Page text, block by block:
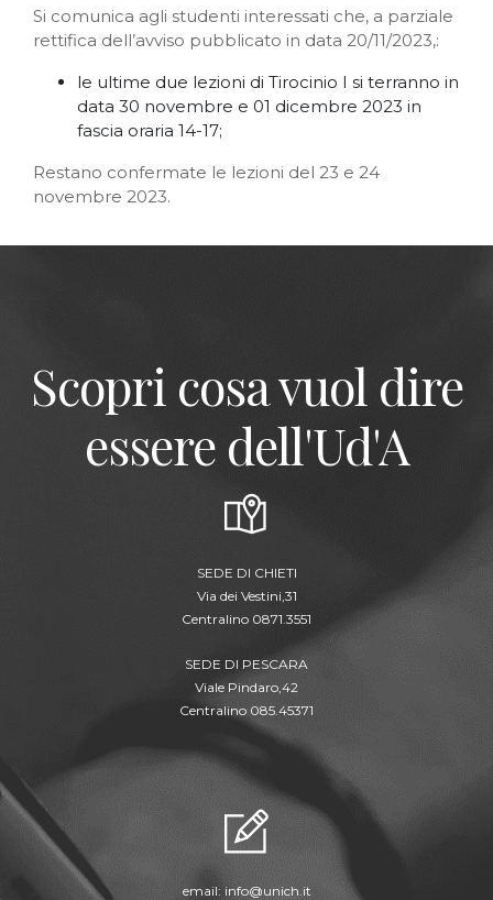
Si comunica agli studenti interessati che, a parziale
rettifica dell’avviso pubblicato in data 20/11/2023,:
le ultime due lezioni di Tirocinio I si terranno in
data 30 novembre e 01 dicembre 2023 in
fascia oraria 14-17;
Restano confermate le lezioni del 23 e 24
novembre 2023.
Scopri cosa vuol dire
essere dell'Ud'A
SEDE DI CHIETI
Via dei Vestini,31
Centralino 0871.3551
SEDE DI PESCARA
Viale Pindaro,42
Centralino 085.45371
email: info@unich.it